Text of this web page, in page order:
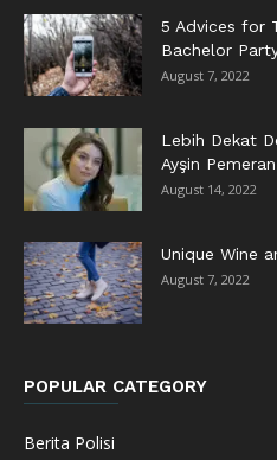
5 Advices for
Bachelor
August 7, 2022
Lebih Dekat
Ayşin
August 14, 2022
Unique Wine
August 7, 2022
POPULAR CATEGORY
Berita Polisi